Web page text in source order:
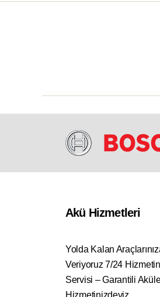
Akü Hizmetleri
Yolda Kalan
Veriyoruz 7/24
Servisi – Garantili
Hizmetinizdeyiz